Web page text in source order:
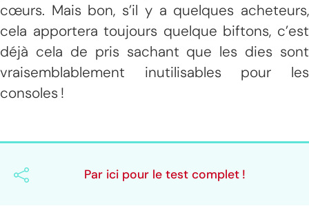
cœurs. Mais bon, s’il y a quelques acheteurs,
cela apportera toujours quelque biftons, c’est
déjà cela de pris sachant que les dies sont
vraisemblablement inutilisables pour les
consoles !
Par ici pour le test complet !